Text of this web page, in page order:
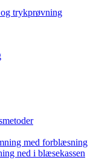
trykprøvning
med forblæsning
ned i blæsekassen